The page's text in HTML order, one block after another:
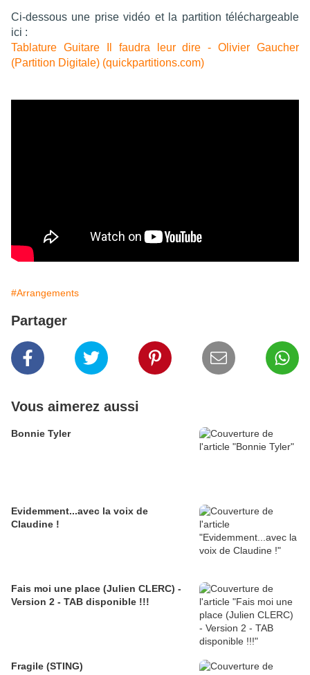
Ci-dessous une prise vidéo et la partition téléchargeable
ici :
Tablature Guitare Il faudra leur dire - Olivier Gaucher
(Partition Digitale) (quickpartitions.com)
#Arrangements
Partager
Vous aimerez aussi
Bonnie Tyler
Evidemment...avec la voix de
Claudine !
Fais moi une place (Julien CLERC) -
Version 2 - TAB disponible !!!
Fragile (STING)